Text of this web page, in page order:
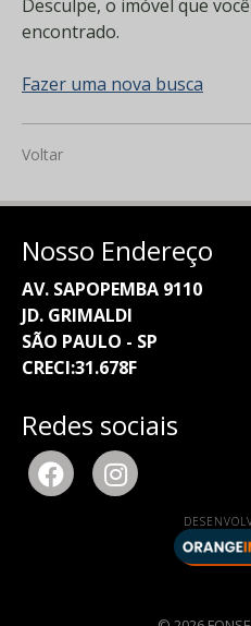
Desculpe, o imóvel que
encontrado.
Fazer uma nova busca
Voltar
Nosso Endereço
AV. SAPOPEMBA 9110
JD. GRIMALDI
SÃO PAULO - SP
CRECI:31.678F
Redes sociais